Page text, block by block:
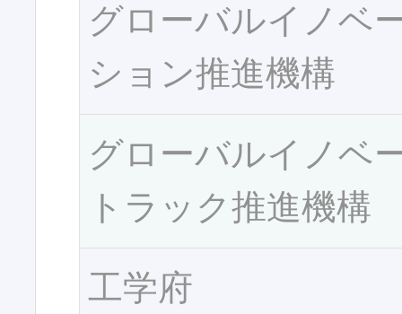
グローバルイノベ
ション推進機構
グローバルイノベ
トラック推進機構
工学府